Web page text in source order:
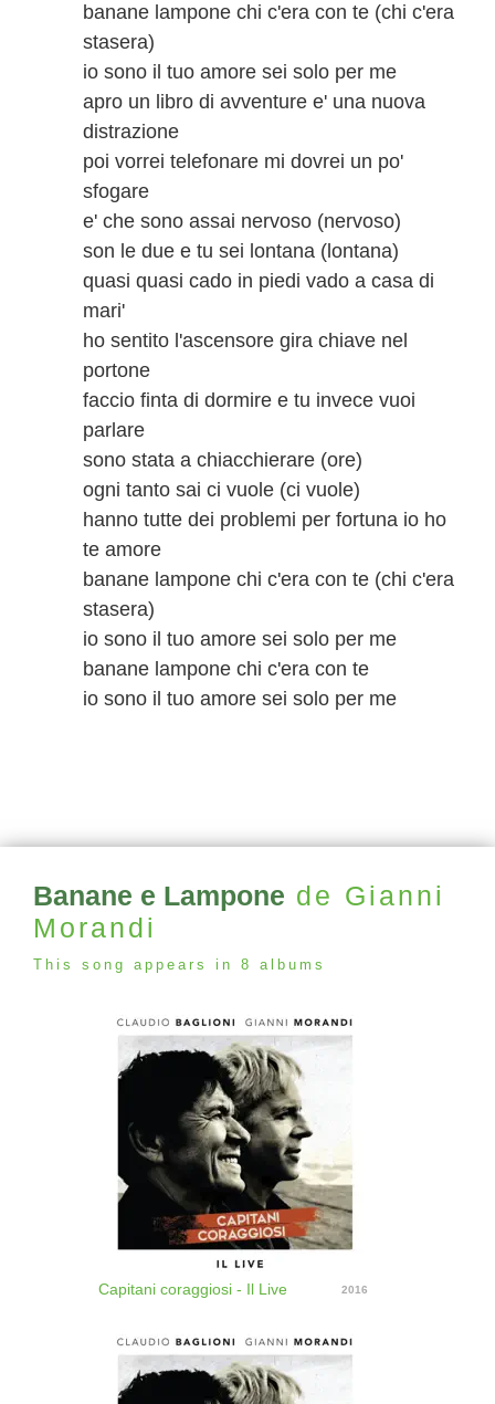
banane lampone chi c'era con te (chi c'era
stasera)
io sono il tuo amore sei solo per me
apro un libro di avventure e' una nuova
distrazione
poi vorrei telefonare mi dovrei un po'
sfogare
e' che sono assai nervoso (nervoso)
son le due e tu sei lontana (lontana)
quasi quasi cado in piedi vado a casa di
mari'
ho sentito l'ascensore gira chiave nel
portone
faccio finta di dormire e tu invece vuoi
parlare
sono stata a chiacchierare (ore)
ogni tanto sai ci vuole (ci vuole)
hanno tutte dei problemi per fortuna io ho
te amore
banane lampone chi c'era con te (chi c'era
stasera)
io sono il tuo amore sei solo per me
banane lampone chi c'era con te
io sono il tuo amore sei solo per me
Banane e Lampone de Gianni
Morandi
This song appears in 8 albums
Capitani coraggiosi - Il Live 2016